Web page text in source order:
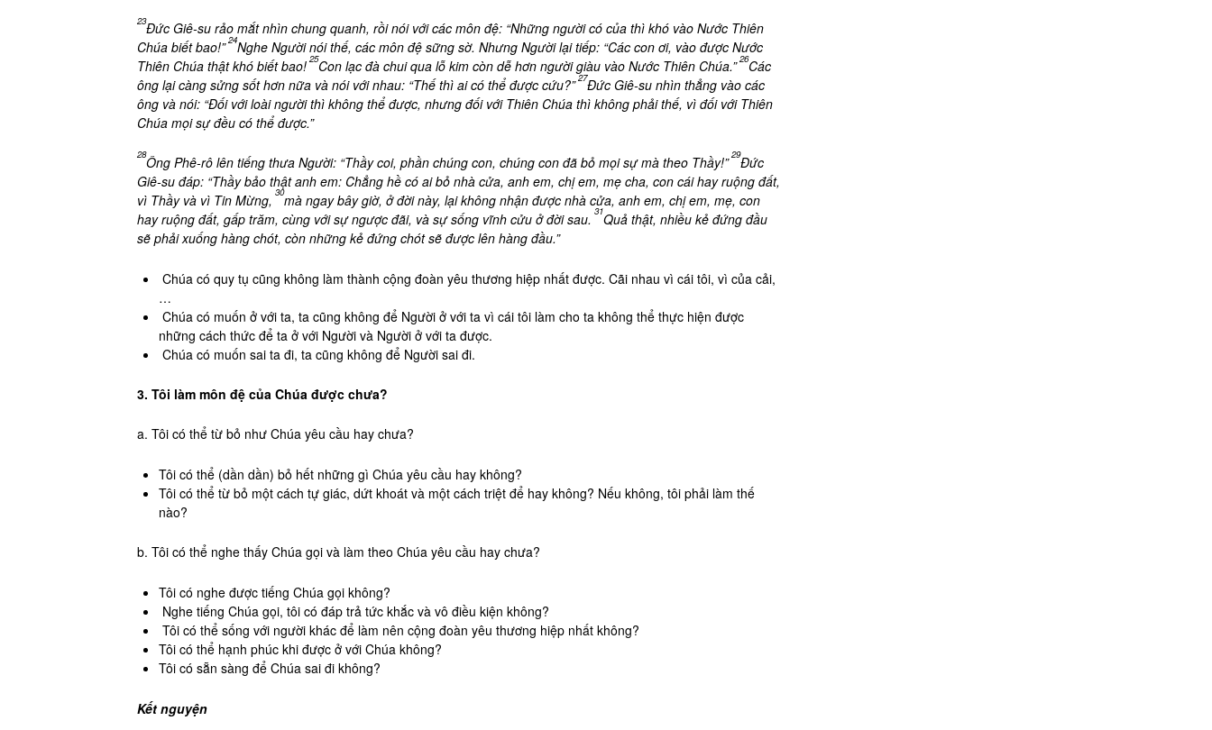
23Đức Giê-su rảo mắt nhìn chung quanh, rồi nói với các môn đệ: “Những người có của thì khó vào Nước Thiên
Chúa biết bao!” 24Nghe Người nói thế, các môn đệ sững sờ. Nhưng Người lại tiếp: “Các con ơi, vào được Nước
Thiên Chúa thật khó biết bao! 25Con lạc đà chui qua lỗ kim còn dễ hơn người giàu vào Nước Thiên Chúa.” 26Các
ông lại càng sửng sốt hơn nữa và nói với nhau: “Thế thì ai có thể được cứu?”27Đức Giê-su nhìn thẳng vào các
ông và nói: “Đối với loài người thì không thể được, nhưng đối với Thiên Chúa thì không phải thế, vì đối với Thiên
Chúa mọi sự đều có thể được.”
28Ông Phê-rô lên tiếng thưa Người: “Thầy coi, phần chúng con, chúng con đã bỏ mọi sự mà theo Thầy!” 29Đức
Giê-su đáp: “Thầy bảo thật anh em: Chẳng hề có ai bỏ nhà cửa, anh em, chị em, mẹ cha, con cái hay ruộng đất,
vì Thầy và vì Tin Mừng, 30mà ngay bây giờ, ở đời này, lại không nhận được nhà cửa, anh em, chị em, mẹ, con
hay ruộng đất, gấp trăm, cùng với sự ngược đãi, và sự sống vĩnh cửu ở đời sau. 31Quả thật, nhiều kẻ đứng đầu
sẽ phải xuống hàng chót, còn những kẻ đứng chót sẽ được lên hàng đầu.”
Chúa có quy tụ cũng không làm thành cộng đoàn yêu thương hiệp nhất được. Cãi nhau vì cái tôi, vì của cải,
…
Chúa có muốn ở với ta, ta cũng không để Người ở với ta vì cái tôi làm cho ta không thể thực hiện được
những cách thức để ta ở với Người và Người ở với ta được.
Chúa có muốn sai ta đi, ta cũng không để Người sai đi.
3. Tôi làm môn đệ của Chúa được chưa?
a. Tôi có thể từ bỏ như Chúa yêu cầu hay chưa?
Tôi có thể (dần dần) bỏ hết những gì Chúa yêu cầu hay không?
Tôi có thể từ bỏ một cách tự giác, dứt khoát và một cách triệt để hay không? Nếu không, tôi phải làm thế
nào?
b. Tôi có thể nghe thấy Chúa gọi và làm theo Chúa yêu cầu hay chưa?
Tôi có nghe được tiếng Chúa gọi không?
Nghe tiếng Chúa gọi, tôi có đáp trả tức khắc và vô điều kiện không?
Tôi có thể sống với người khác để làm nên cộng đoàn yêu thương hiệp nhất không?
Tôi có thể hạnh phúc khi được ở với Chúa không?
Tôi có sẵn sàng để Chúa sai đi không?
Kết nguyện